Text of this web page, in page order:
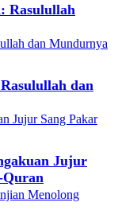
Rasulullah
dan
Jujur
Quran